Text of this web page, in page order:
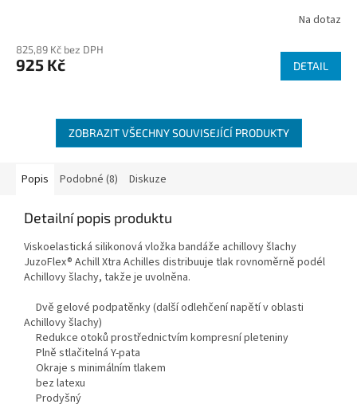
Na dotaz
825,89 Kč bez DPH
925 Kč DETAIL
ZOBRAZIT VŠECHNY SOUVISEJÍCÍ PRODUKTY
Popis Podobné (8) Diskuze
Detailní popis produktu
Viskoelastická silikonová vložka bandáže achillovy šlachy
JuzoFlex® Achill Xtra Achilles distribuuje tlak rovnoměrně podél
Achillovy šlachy, takže je uvolněna.
Dvě gelové podpatěnky (další odlehčení napětí v oblasti
Achillovy šlachy)
Redukce otoků prostřednictvím kompresní pleteniny
Plně stlačitelná Y-pata
Okraje s minimálním tlakem
bez latexu
Prodyšný